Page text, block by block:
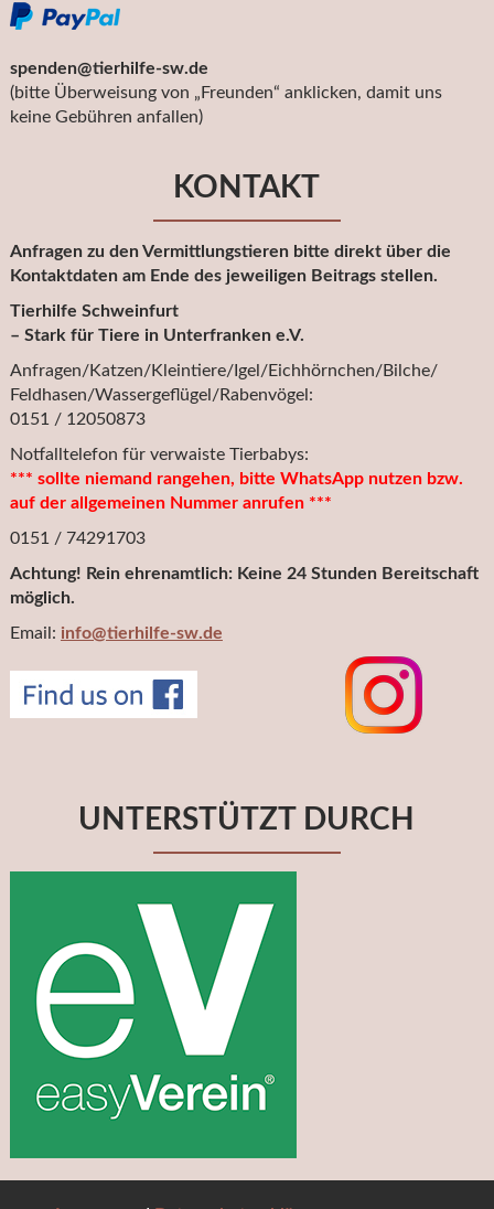
spenden@tierhilfe-sw.de
(bitte Überweisung von „Freunden“ anklicken, damit uns
keine Gebühren anfallen)
KONTAKT
Anfragen zu den Vermittlungstieren bitte direkt über die
Kontaktdaten am Ende des jeweiligen Beitrags stellen.
Tierhilfe Schweinfurt
– Stark für Tiere in Unterfranken e.V.
Anfragen/Katzen/Kleintiere/Igel/Eichhörnchen/Bilche/
Feldhasen/Wassergeflügel/Rabenvögel:
0151 / 12050873
Notfalltelefon für verwaiste Tierbabys:
*** sollte niemand rangehen, bitte WhatsApp nutzen bzw.
auf der allgemeinen Nummer anrufen ***
0151 / 74291703
Achtung! Rein ehrenamtlich: Keine 24 Stunden Bereitschaft
möglich.
Email: info@tierhilfe-sw.de
UNTERSTÜTZT DURCH